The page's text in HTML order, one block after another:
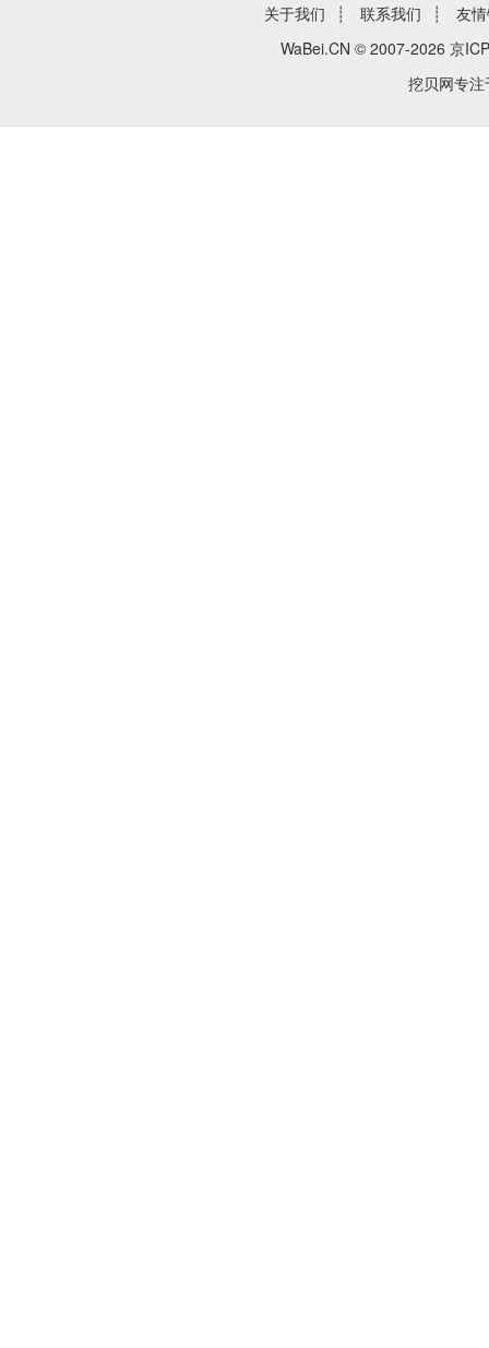
关于我们 ┊ 联系我们 ┊
友
WaBei.CN © 2007-2026 京
挖贝网专